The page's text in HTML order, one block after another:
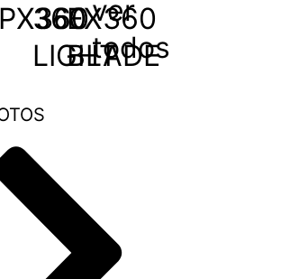
360
LIGHT
EX360
BLADE
ver
todos